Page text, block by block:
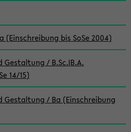
(Einschreibung bis SoSe 2004)
/ B.Sc.|B.A.
14/15)
/ Ba (Einschreibung